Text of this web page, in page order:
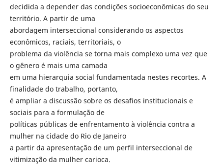
decidida a depender das condições socioeconômicas do seu
território. A partir de uma
abordagem interseccional considerando os aspectos
econômicos, raciais, territoriais, o
problema da violência se torna mais complexo uma vez que
o gênero é mais uma camada
em uma hierarquia social fundamentada nestes recortes. A
finalidade do trabalho, portanto,
é ampliar a discussão sobre os desafios institucionais e
sociais para a formulação de
políticas públicas de enfrentamento à violência contra a
mulher na cidade do Rio de Janeiro
a partir da apresentação de um perfil interseccional de
vitimização da mulher carioca.